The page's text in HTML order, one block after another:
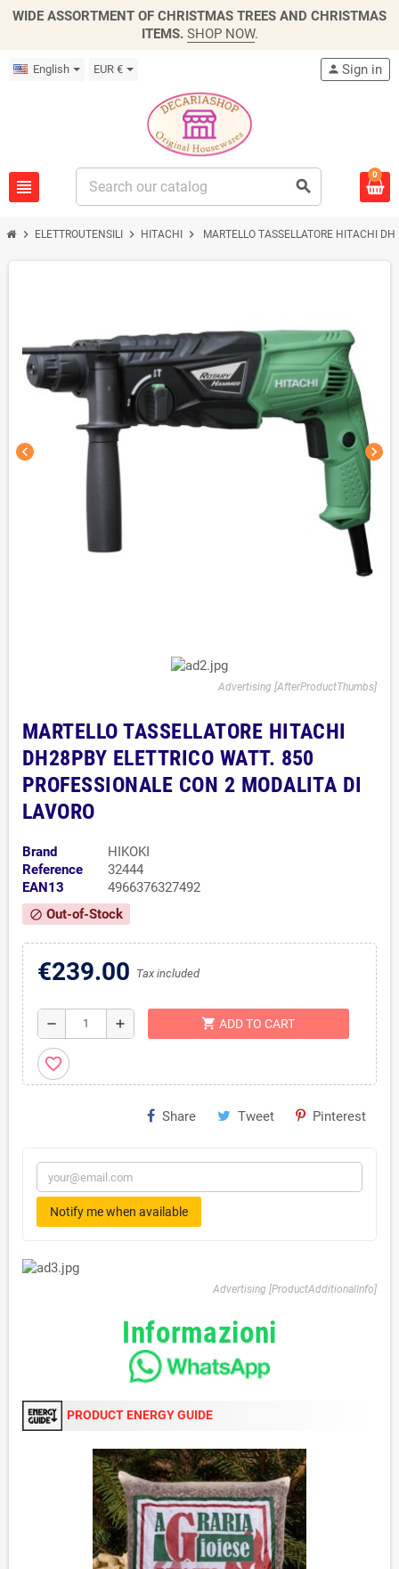
WIDE ASSORTMENT OF CHRISTMAS TREES AND CHRISTMAS
ITEMS. SHOP NOW.
English EUR €
view_headline search
person Sign in
0
chevron_right ELETTROUTENSILI chevron_right HITACHI chevron_right MARTELLO TASSELLATORE HITACHI
chevron_left chevron_right
Advertising [AfterProductThumbs]
MARTELLO TASSELLATORE HITACHI
DH28PBY ELETTRICO WATT. 850
PROFESSIONALE CON 2 MODALITA DI
LAVORO
Brand
HIKOKI
Reference
32444
EAN13
4966376327492
block Out-of-Stock
€239.00 Tax included
remove add shopping_cart ADD TO CART
favorite_border
Share Tweet Pinterest
Notify me when available
Advertising [ProductAdditionalInfo]
Informazioni
PRODUCT ENERGY GUIDE